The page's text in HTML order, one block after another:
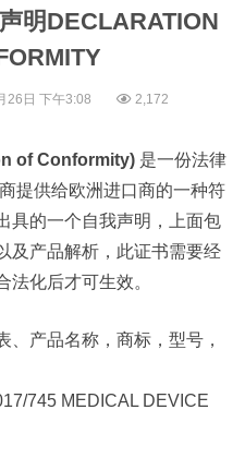
明DECLARATION
26日 下午3:08 2,172
of Conformity) 是一份法律
提供给欧洲进口商的一种符
具的一个自我声明，上面包
及产品解析，此证书需要经
法化后才可生效。
、产品名称，商标，型号，
745 MEDICAL DEVICE